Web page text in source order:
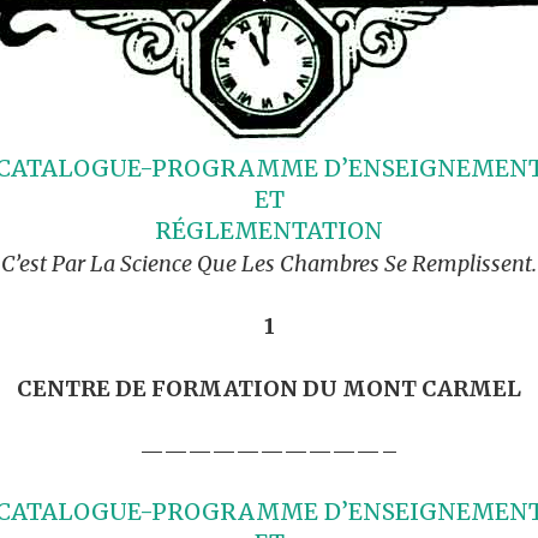
PROGRAMME
ET
RÉGLEMENTATION
Par La Science Que Les Chambres Se
1
CENTRE DE FORMATION DU MONT CARMEL
——————————–
PROGRAMME